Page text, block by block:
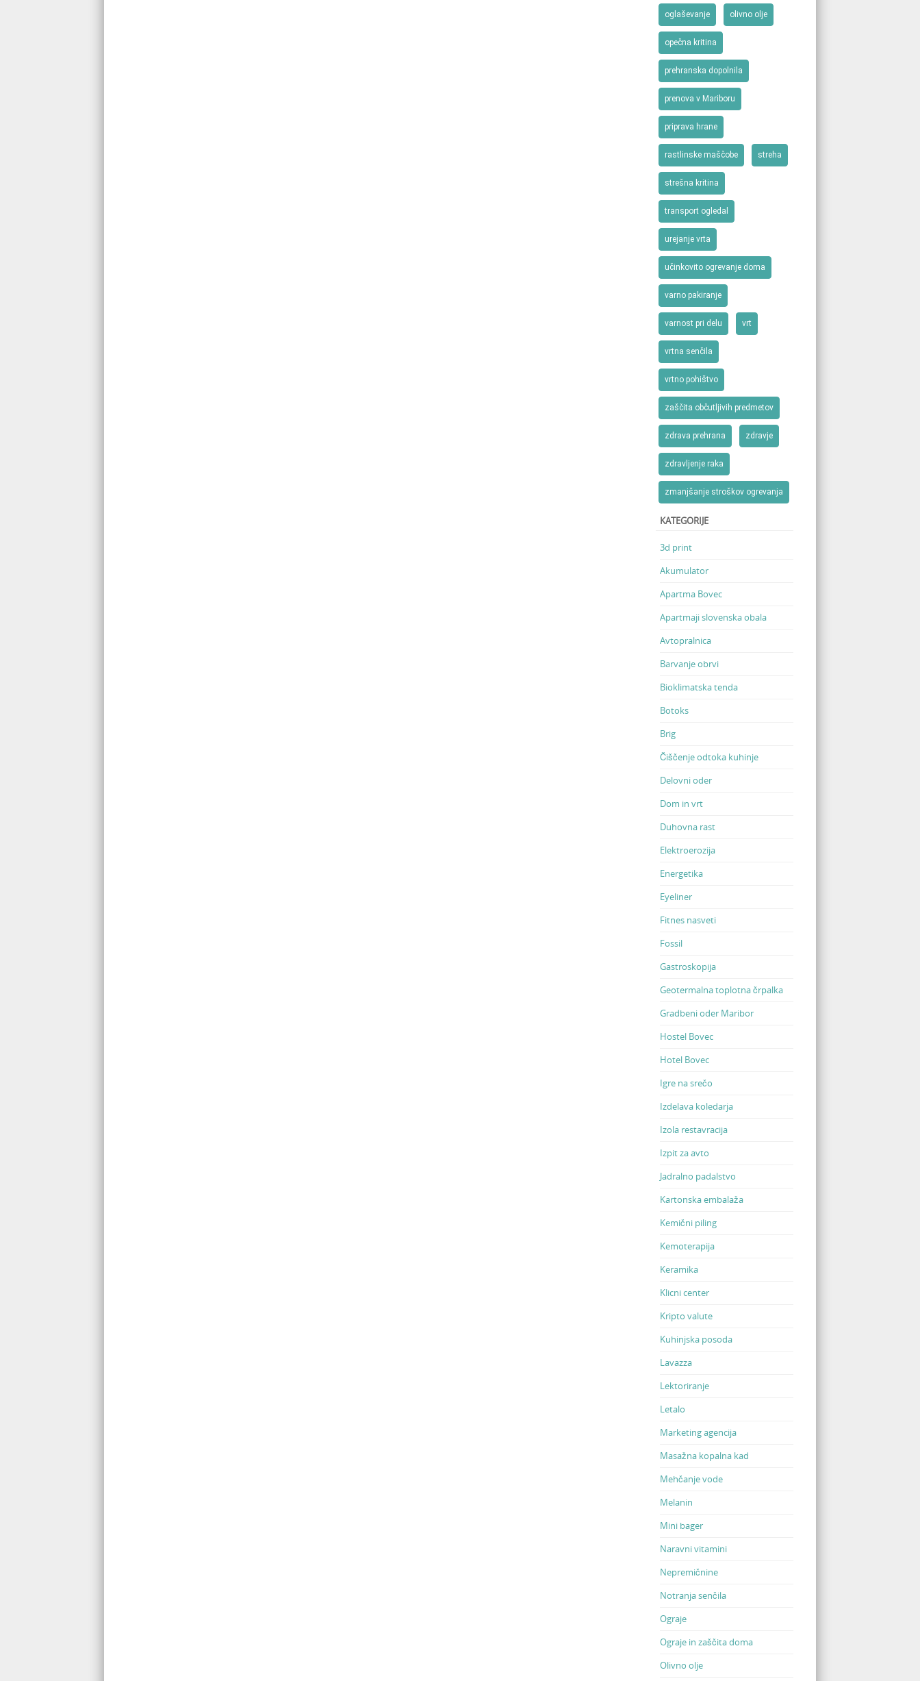
oglaševanje olivno olje
opečna kritina
prehranska dopolnila
prenova v Mariboru
priprava hrane
rastlinske maščobe streha
strešna kritina
transport ogledal
urejanje vrta
učinkovito ogrevanje doma
varno pakiranje
varnost pri delu vrt
vrtna senčila
vrtno pohištvo
zaščita občutljivih predmetov
zdrava prehrana zdravje
zdravljenje raka
zmanjšanje stroškov ogrevanja
KATEGORIJE
3d print
Akumulator
Apartma Bovec
Apartmaji slovenska obala
Avtopralnica
Barvanje obrvi
Bioklimatska tenda
Botoks
Brig
Čiščenje odtoka kuhinje
Delovni oder
Dom in vrt
Duhovna rast
Elektroerozija
Energetika
Eyeliner
Fitnes nasveti
Fossil
Gastroskopija
Geotermalna toplotna črpalka
Gradbeni oder Maribor
Hostel Bovec
Hotel Bovec
Igre na srečo
Izdelava koledarja
Izola restavracija
Izpit za avto
Jadralno padalstvo
Kartonska embalaža
Kemični piling
Kemoterapija
Keramika
Klicni center
Kripto valute
Kuhinjska posoda
Lavazza
Lektoriranje
Letalo
Marketing agencija
Masažna kopalna kad
Mehčanje vode
Melanin
Mini bager
Naravni vitamini
Nepremičnine
Notranja senčila
Ograje
Ograje in zaščita doma
Olivno olje